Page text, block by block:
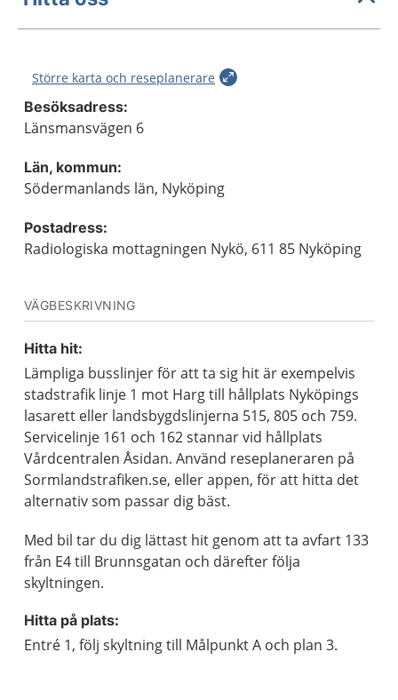
Större karta och reseplanerare
Besöksadress:
Länsmansvägen 6
Län, kommun:
Södermanlands län, Nyköping
Postadress:
Radiologiska mottagningen Nykö, 611 85 Nyköping
VÄGBESKRIVNING
Hitta hit:
Lämpliga busslinjer för att ta sig hit är exempelvis
stadstrafik linje 1 mot Harg till hållplats Nyköpings
lasarett eller landsbygdslinjerna 515, 805 och 759.
Servicelinje 161 och 162 stannar vid hållplats
Vårdcentralen Åsidan. Använd reseplaneraren på
Sormlandstrafiken.se, eller appen, för att hitta det
alternativ som passar dig bäst.
Med bil tar du dig lättast hit genom att ta avfart 133
från E4 till Brunnsgatan och därefter följa
skyltningen.
Hitta på plats:
Entré 1, följ skyltning till Målpunkt A och plan 3.